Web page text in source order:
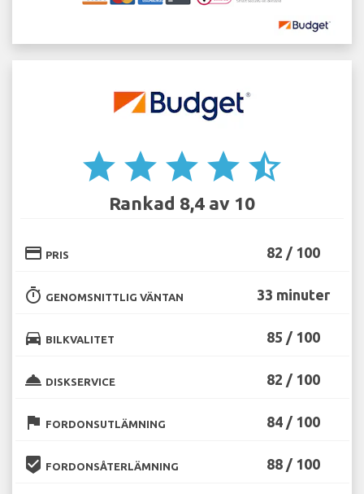
star star star star star_half
Rankad 8,4 av 10
credit_card PRIS 82 / 100
timer GENOMSNITTLIG VÄNTAN 33 minuter
directions_car BILKVALITET 85 / 100
room_service DISKSERVICE 82 / 100
flag FORDONSUTLÄMNING 84 / 100
beenhere FORDONSÅTERLÄMNING 88 / 100